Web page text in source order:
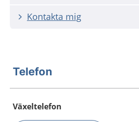
Kontakta mig
Telefon
Växeltelefon